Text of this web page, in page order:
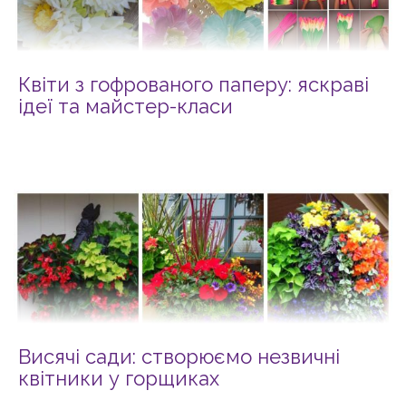
Квіти з гофрованого паперу: яскраві
ідеї та майстер-класи
Висячі сади: створюємо незвичні
квітники у горщиках